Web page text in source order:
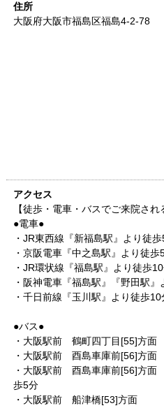
住所
大阪府大阪市福島区福島4-2-78
アクセス
【徒歩・電車・バスでご来院され
●電車●
・JR東西線『新福島駅』より徒
・京阪電車『中之島駅』より徒歩
・JR環状線『福島駅』より徒歩
・阪神電車『福島駅』『野田駅
・千日前線『玉川駅』より徒歩10
●バス●
・大阪駅前 鶴町四丁目[55]方
・大阪駅前 酉島車庫前[56]方
・大阪駅前 酉島車庫前[56]方
歩5分
・大阪駅前 船津橋[53]方面